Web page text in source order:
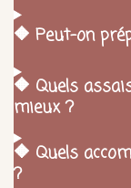
🔶 Peut-on
🔶 Quels
mieux ?
🔶 Quels
?